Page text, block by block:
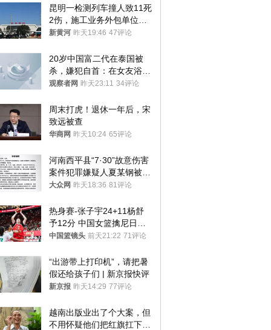
昆明一检测列车撞人致11死
2伤，施工业务外包单位被
罚1.5万元，国铁昆明局被
新黄河 昨天19:46 47评论
20岁中国富二代在泰国被
杀，嫌犯自首：在女友浴室
看到他
观察者网 昨天23:11 34评论
周末打虎！退休一年后，宋
致远被查
华商网 昨天10:24 65评论
河南西平县“7·30”故意伤害
案件犯罪嫌疑人夏某钢被抓
获
大众网 昨天18:36 81评论
热身赛-张子宇24+11杨舒
予12分 中国女篮擒尼日利
亚
中国篮镜头 前天21:22 71评论
“出游带上打印机”，请把暑
假还给孩子们 | 新京报快评
新京报 昨天14:29 77评论
越南出版业出了个大案，但
不用怀疑他们把红旗扛下去